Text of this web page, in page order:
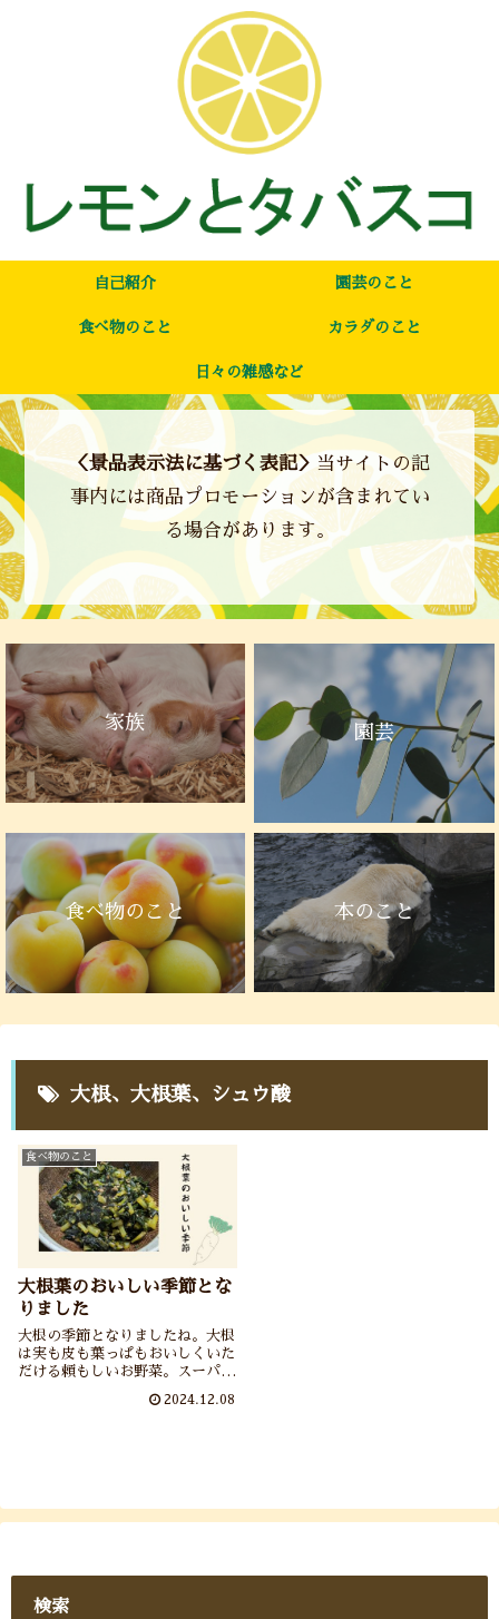
自己紹介 園芸のこと
食べ物のこと カラダのこと
日々の雑感など
＜景品表示法に基づく表記＞ 当サイトの記
事内には商品プロモーションが含まれてい
る場合があります。
家族
園芸
食べ物のこと 本のこと
大根、大根葉、シュウ酸
食べ物のこと
大根葉のおいしい季節とな
りました
大根の季節となりましたね。大根
は実も皮も葉っぱもおいしくいた
だける頼もしいお野菜。スーパー
が残念ではありますが、葉っぱつ
2024.12.08
検索